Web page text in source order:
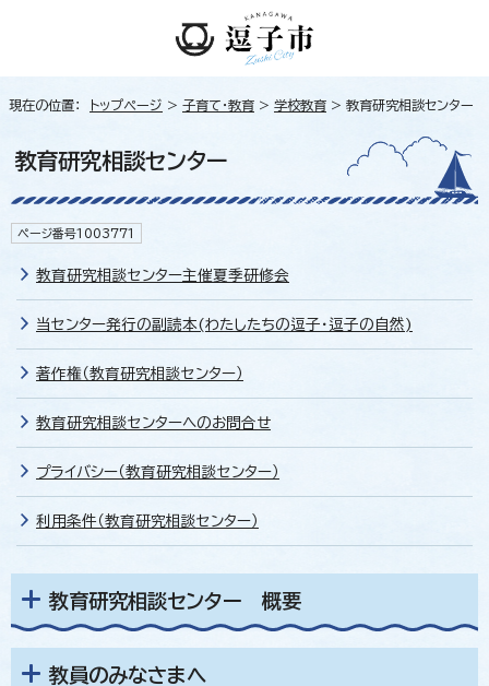
現在の位置： トップページ > 子育て・教育 > 学校教育 > 教育研究相談センター
教育研究相談センター
ページ番号1003771
教育研究相談センター主催夏季研修会
当センター発行の副読本(わたしたちの逗子・逗子の自然)
著作権（教育研究相談センター）
教育研究相談センターへのお問合せ
プライバシー（教育研究相談センター）
利用条件（教育研究相談センター）
教育研究相談センター 概要
教員のみなさまへ